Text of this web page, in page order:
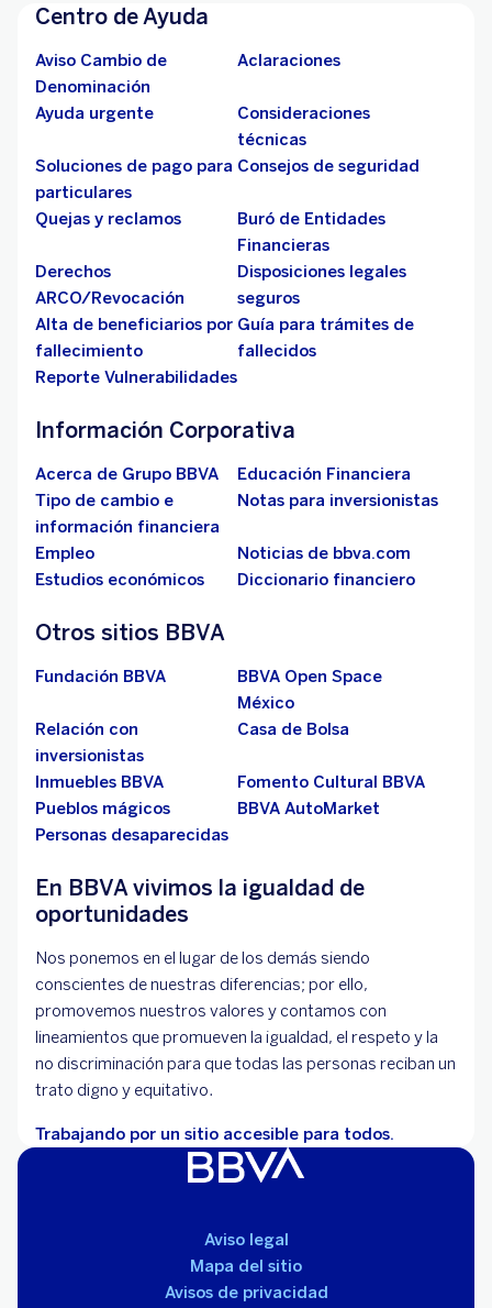
Centro de Ayuda
Aviso Cambio de
Denominación
Aclaraciones
Ayuda urgente
Consideraciones
técnicas
Soluciones de pago para
particulares
Consejos de seguridad
Quejas y reclamos
Buró de Entidades
Financieras
Derechos
ARCO/Revocación
Disposiciones legales
seguros
Alta de beneficiarios por
fallecimiento
Guía para trámites de
fallecidos
Reporte Vulnerabilidades
Información Corporativa
Acerca de Grupo BBVA
Educación Financiera
Tipo de cambio e
información financiera
Notas para inversionistas
Empleo
Noticias de bbva.com
Estudios económicos
Diccionario financiero
Otros sitios BBVA
Fundación BBVA
BBVA Open Space
México
Relación con
inversionistas
Casa de Bolsa
Inmuebles BBVA
Fomento Cultural BBVA
Pueblos mágicos
BBVA AutoMarket
Personas desaparecidas
En BBVA vivimos la igualdad de
oportunidades
Nos ponemos en el lugar de los demás siendo
conscientes de nuestras diferencias; por ello,
promovemos nuestros valores y contamos con
lineamientos que promueven la igualdad, el respeto y la
no discriminación para que todas las personas reciban un
trato digno y equitativo.
Trabajando por un sitio accesible para todos.
Aviso legal
Mapa del sitio
Avisos de privacidad